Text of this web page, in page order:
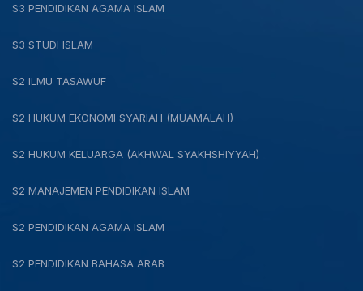
S3 PENDIDIKAN AGAMA ISLAM
S3 STUDI ISLAM
S2 ILMU TASAWUF
S2 HUKUM EKONOMI SYARIAH (MUAMALAH)
S2 HUKUM KELUARGA (AKHWAL SYAKHSHIYYAH)
S2 MANAJEMEN PENDIDIKAN ISLAM
S2 PENDIDIKAN AGAMA ISLAM
S2 PENDIDIKAN BAHASA ARAB